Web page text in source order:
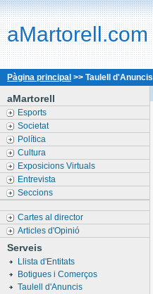
aMartorell.com
Pàgina principal >> Taulell d'Anuncis
aMartorell
Esports
Societat
Política
Cultura
Exposicions Virtuals
Entrevista
Seccions
Cartes al director
Articles d'Opinió
Serveis
Llista d'Entitats
Botigues i Comerços
Taulell d'Anuncis